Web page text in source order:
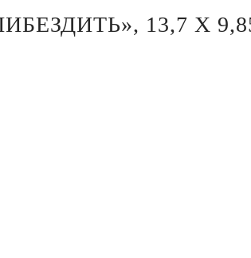
13,7 Х